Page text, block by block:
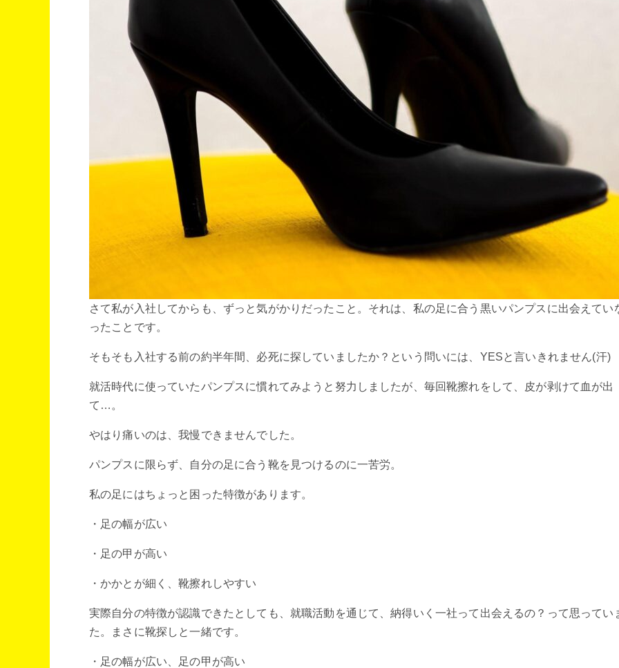
さて私が入社してからも、ずっと気がかりだったこと。それは、私の足に合う黒いパンプスに出会えてい
ったことです。
そもそも入社する前の約半年間、必死に探していましたか？という問いには、YESと言いきれません(汗)
就活時代に使っていたパンプスに慣れてみようと努力しましたが、毎回靴擦れをして、皮が剥けて血が出
て…。
やはり痛いのは、我慢できませんでした。
パンプスに限らず、自分の足に合う靴を見つけるのに一苦労。
私の足にはちょっと困った特徴があります。
・足の幅が広い
・足の甲が高い
・かかとが細く、靴擦れしやすい
実際自分の特徴が認識できたとしても、就職活動を通じて、納得いく一社って出会えるの？って思ってい
た。まさに靴探しと一緒です。
・足の幅が広い、足の甲が高い